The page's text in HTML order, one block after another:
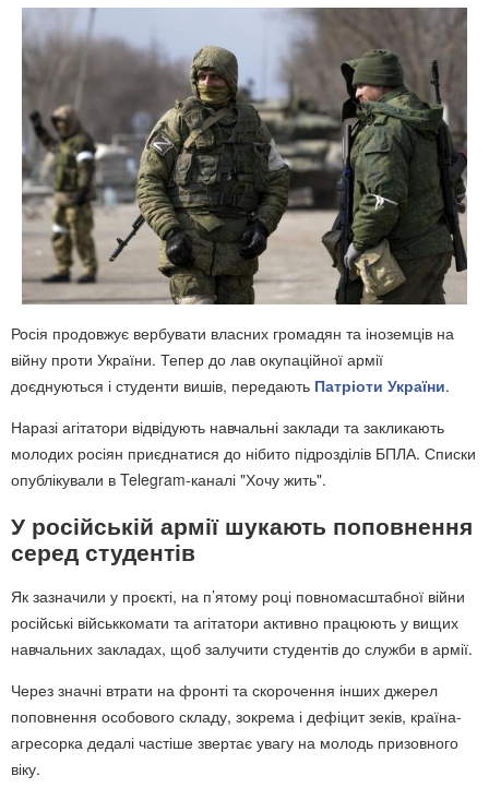
Росія продовжує вербувати власних громадян та іноземців на
війну проти України. Тепер до лав окупаційної армії
доєднуються і студенти вишів, передають Патріоти України.
Наразі агітатори відвідують навчальні заклади та закликають
молодих росіян приєднатися до нібито підрозділів БПЛА. Списки
опублікували в Telegram-каналі "Хочу жить".
У російській армії шукають поповнення
серед студентів
Як зазначили у проєкті, на п’ятому році повномасштабної війни
російські військкомати та агітатори активно працюють у вищих
навчальних закладах, щоб залучити студентів до служби в армії.
Через значні втрати на фронті та скорочення інших джерел
поповнення особового складу, зокрема і дефіцит зеків, країна-
агресорка дедалі частіше звертає увагу на молодь призовного
віку.